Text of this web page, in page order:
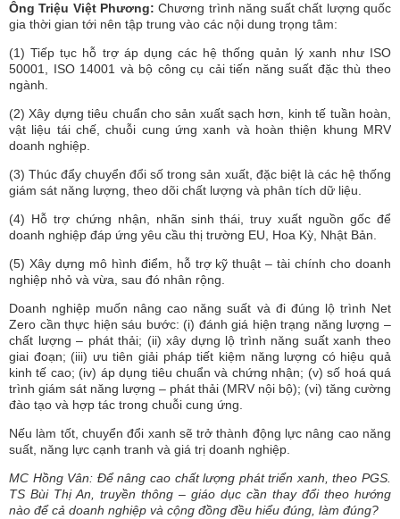
Ông Triệu Việt Phương:Chương trình năng suất chất lượng quốc
gia thời gian tới nên tập trung vào các nội dung trọng tâm:
(1) Tiếp tục hỗ trợ áp dụng các hệ thống quản lý xanh như ISO
50001, ISO 14001 và bộ công cụ cải tiến năng suất đặc thù theo
ngành.
(2) Xây dựng tiêu chuẩn cho sản xuất sạch hơn, kinh tế tuần hoàn,
vật liệu tái chế, chuỗi cung ứng xanh và hoàn thiện khung MRV
doanh nghiệp.
(3) Thúc đẩy chuyển đổi số trong sản xuất, đặc biệt là các hệ thống
giám sát năng lượng, theo dõi chất lượng và phân tích dữ liệu.
(4) Hỗ trợ chứng nhận, nhãn sinh thái, truy xuất nguồn gốc để
doanh nghiệp đáp ứng yêu cầu thị trường EU, Hoa Kỳ, Nhật Bản.
(5) Xây dựng mô hình điểm, hỗ trợ kỹ thuật – tài chính cho doanh
nghiệp nhỏ và vừa, sau đó nhân rộng.
Doanh nghiệp muốn nâng cao năng suất và đi đúng lộ trình Net
Zero cần thực hiện sáu bước: (i) đánh giá hiện trạng năng lượng –
chất lượng – phát thải; (ii) xây dựng lộ trình năng suất xanh theo
giai đoạn; (iii) ưu tiên giải pháp tiết kiệm năng lượng có hiệu quả
kinh tế cao; (iv) áp dụng tiêu chuẩn và chứng nhận; (v) số hoá quá
trình giám sát năng lượng – phát thải (MRV nội bộ); (vi) tăng cường
đào tạo và hợp tác trong chuỗi cung ứng.
Nếu làm tốt, chuyển đổi xanh sẽ trở thành động lực nâng cao năng
suất, năng lực cạnh tranh và giá trị doanh nghiệp.
MC Hồng Vân: Để nâng cao chất lượng phát triển xanh, theo PGS.
TS Bùi Thị An, truyền thông – giáo dục cần thay đổi theo hướng
nào để cả doanh nghiệp và cộng đồng đều hiểu đúng, làm đúng?